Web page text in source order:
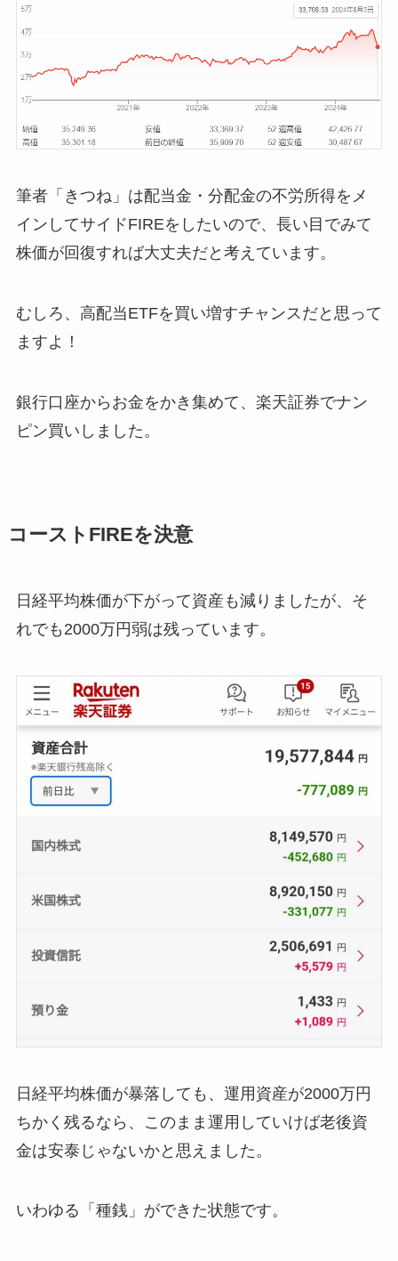
筆者「きつね」は配当金・分配金の不労所得をメ
インしてサイドFIREをしたいので、長い目でみて
株価が回復すれば大丈夫だと考えています。
むしろ、高配当ETFを買い増すチャンスだと思って
ますよ！
銀行口座からお金をかき集めて、楽天証券でナン
ピン買いしました。
コーストFIREを決意
日経平均株価が下がって資産も減りましたが、そ
れでも2000万円弱は残っています。
日経平均株価が暴落しても、運用資産が2000万円
ちかく残るなら、このまま運用していけば老後資
金は安泰じゃないかと思えました。
いわゆる「種銭」ができた状態です。